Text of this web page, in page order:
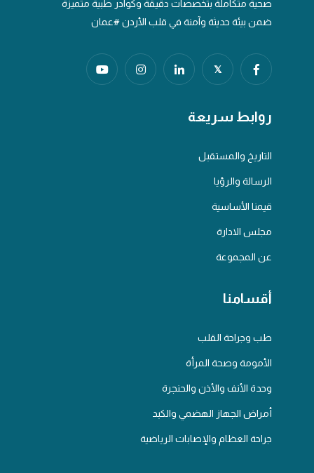
صحية متكاملة بتخصصات دقيقة وكوادر طبية متميزة
ضمن بيئة حديثة وآمنة في قلب الأردن #عمان
𝕏
روابط سريعة
التاريخ والمستقبل
الرسالة والرؤيا
قيمنا الأساسية
مجلس الادارة
عن المجموعة
أقسامنا
طب وجراحة القلب
الأمومة وصحة المرأة
وحدة الأنف والأذن والحنجرة
أمراض الجهاز الهضمي والكبد
جراحة العظام والإصابات الرياضية